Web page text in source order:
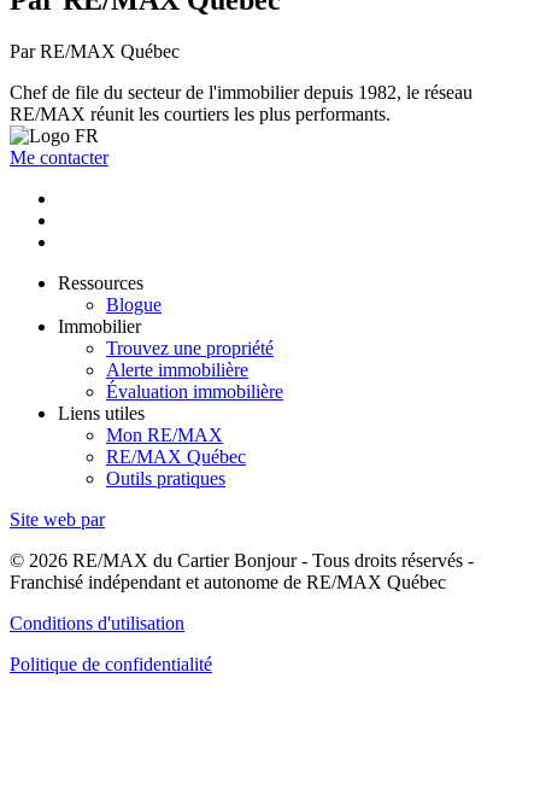
Par RE/MAX Québec
Chef de file du secteur de l'immobilier depuis 1982, le réseau
RE/MAX réunit les courtiers les plus performants.
Me contacter
Ressources
Blogue
Immobilier
Trouvez une propriété
Alerte immobilière
Évaluation immobilière
Liens utiles
Mon RE/MAX
RE/MAX Québec
Outils pratiques
Site web par
© 2026 RE/MAX du Cartier Bonjour - Tous droits réservés -
Franchisé indépendant et autonome de RE/MAX Québec
Conditions d'utilisation
Politique de confidentialité